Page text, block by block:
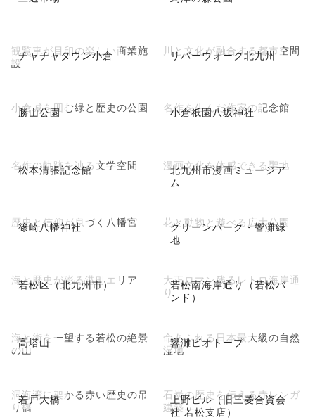
チャチャタウン小倉
観覧車が目印の楽しい商業施
設
リバーウォーク北九州
川と文化が融合する都市空間
勝山公園
小倉城を囲む緑と歴史の公園 小倉祇園八坂神社
名作を生んだ作家の記念館
松本清張記念館
名作の軌跡を辿る文学空間
北九州市漫画ミュージア
ム
漫画文化を体感できる聖地
篠崎八幡神社
歴史と信仰が息づく八幡宮
グリーンパーク・響灘緑
地
花と動物と遊べる広大公園
若松区（北九州市）
海と歴史が彩る港町エリア
若松南海岸通り（若松バ
ンド）
大正ロマン残るレトロ海岸通
り
高塔山
海と街を一望する若松の絶景
の山
響灘ビオトープ
命あふれる日本最大級の自然
湿地
若戸大橋
洞海湾に架かる赤い歴史の吊
り橋
上野ビル（旧三菱合資会
社 若松支店）
石炭の歴史を伝える赤レンガ
建築